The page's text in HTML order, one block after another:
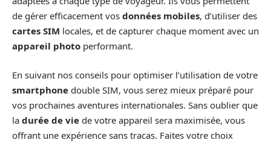
de gérer efficacement vos données mobiles, d’utiliser des
cartes SIM locales, et de capturer chaque moment avec un
appareil photo performant.
En suivant nos conseils pour optimiser l’utilisation de votre
smartphone double SIM, vous serez mieux préparé pour
vos prochaines aventures internationales. Sans oublier que
la durée de vie de votre appareil sera maximisée, vous
offrant une expérience sans tracas. Faites votre choix